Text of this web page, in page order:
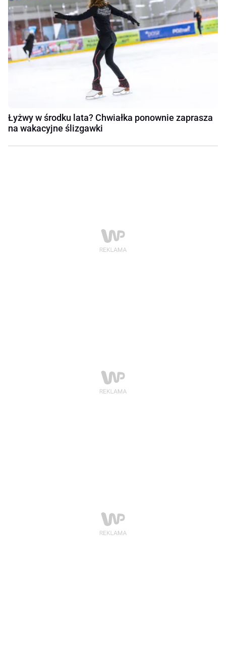
Łyżwy w środku lata? Chwiałka ponownie zaprasza
na wakacyjne ślizgawki